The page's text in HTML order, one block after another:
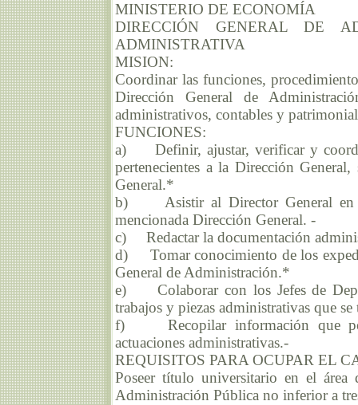
MINISTERIO DE ECONOMÍA
DIRECCIÓN GENERAL DE
ADMINISTRATIVA
MISION:
Coordinar las funciones,
Dirección General de
administrativos, contables y
FUNCIONES:
a) Definir, ajustar, verificar y
pertenecientes a la Dirección
General.*
b) Asistir al Director General en
mencionada Dirección General. -
c) Redactar la documentación
d) Tomar conocimiento de los
General de Administración.*
e) Colaborar con los Jefes de
trabajos y piezas administrativas que
f) Recopilar información que
actuaciones administrativas.-
REQUISITOS PARA OCUPAR EL
Poseer título universitario en el área
Administración Pública no inferior a